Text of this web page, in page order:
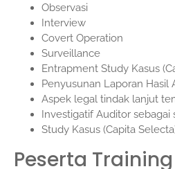
Observasi
Interview
Covert Operation
Surveillance
Entrapment Study Kasus
Penyusunan Laporan Hasil
Aspek legal tindak lanjut
Investigatif Auditor sebagai
Study Kasus (Capita
Peserta Training